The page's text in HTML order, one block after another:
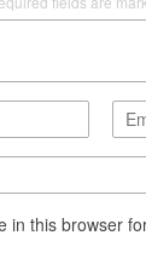
in this browser